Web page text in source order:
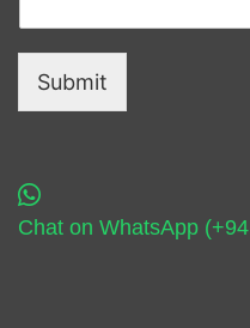
Submit
Chat on WhatsApp